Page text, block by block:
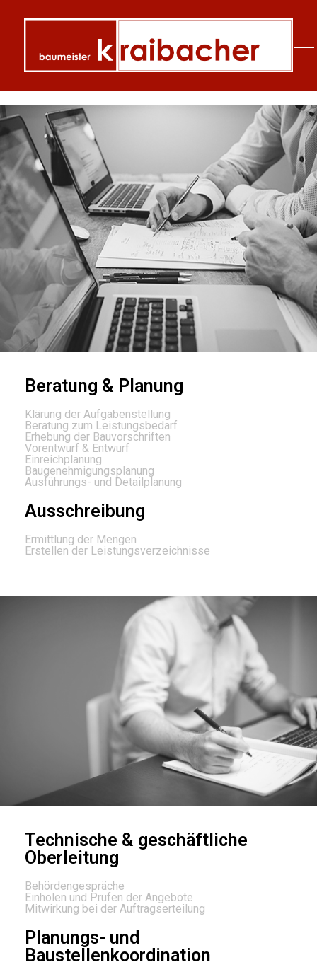
Beratung & Planung
Klärung der Aufgabenstellung
Beratung zum Leistungsbedarf
Erhebung der Bauvorschriften
Vorentwurf & Entwurf
Einreichplanung
Baugenehmigungsplanung
Ausführungs- und Detailplanung
Ausschreibung
Ermittlung der Mengen
Erstellen der Leistungsverzeichnisse
Technische & geschäftliche
Oberleitung
Behördengespräche
Einholen und Prüfen der Angebote
Mitwirkung bei der Auftragserteilung
Planungs- und
Baustellenkoordination